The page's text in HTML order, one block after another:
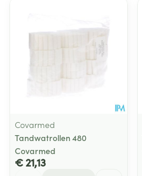
Covarmed
Tandwatrollen 480
Covarmed
€ 21,13